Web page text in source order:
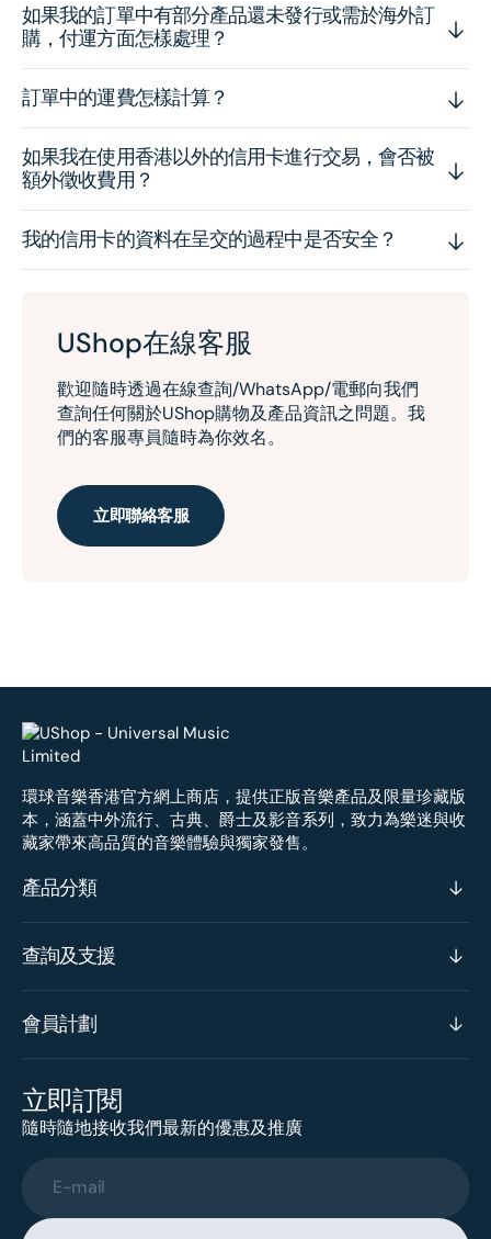
如果我的訂單中有部分產品還未發行或需於海外訂
購，付運方面怎樣處理？
訂單中的運費怎樣計算？
如果我在使用香港以外的信用卡進行交易，會否被
額外徵收費用？
我的信用卡的資料在呈交的過程中是否安全？
UShop在線客服
歡迎隨時透過在線查詢/WhatsApp/電郵向我們
查詢任何關於UShop購物及產品資訊之問題。我
們的客服專員隨時為你效名。
立即聯絡客服
環球音樂香港官方網上商店，提供正版音樂產品及限量珍藏版
本，涵蓋中外流行、古典、爵士及影音系列，致力為樂迷與收
藏家帶來高品質的音樂體驗與獨家發售。
產品分類
查詢及支援
會員計劃
立即訂閱
隨時隨地接收我們最新的優惠及推廣
E-mail